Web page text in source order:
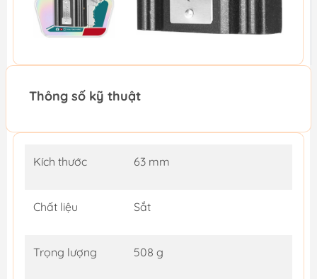
Thông số kỹ thuật
Kích thước 63 mm
Chất liệu Sắt
Trọng lượng 508 g